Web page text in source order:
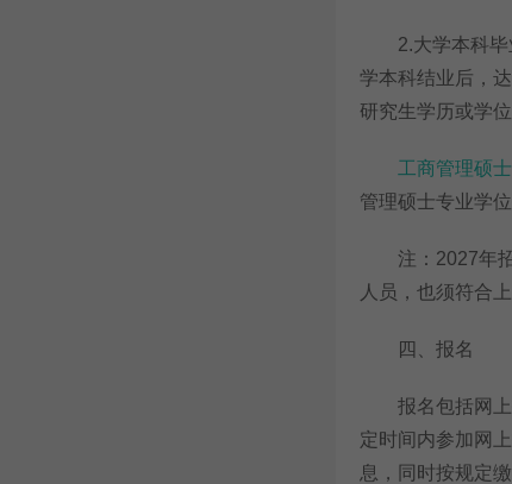
2.大学本科毕业
学本科结业后，
研究生学历或学
工商管理硕士
管理硕士专业学
注：2027年招
人员，也须符合
四、报名
报名包括网上
定时间内参加网
息，同时按规定缴